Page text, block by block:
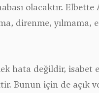
olacaktır.
direnme,
hata değildir, isabet
Bunun için de açık